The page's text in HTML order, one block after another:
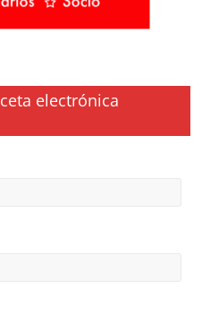
electrónica